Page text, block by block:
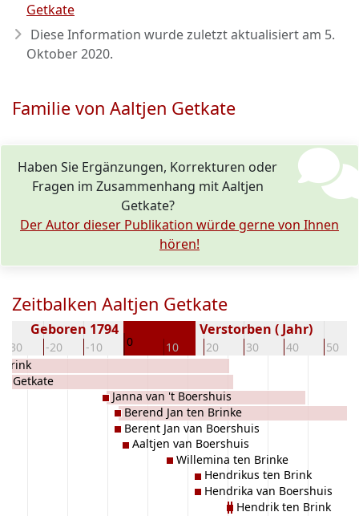
Getkate
Diese Information wurde zuletzt aktualisiert am 5.
Oktober 2020.
Familie von Aaltjen Getkate
Haben Sie Ergänzungen, Korrekturen oder
Fragen im Zusammenhang mit Aaltjen
Getkate?
Der Autor dieser Publikation würde gerne von Ihnen
hören!
Zeitbalken Aaltjen Getkate
-30 -20 -10 0 10 20 30 40 50
Geboren 1794 Verstorben ( Jahr)
Brink
Getkate
Janna van 't Boershuis
Berend Jan ten Brinke
Berent Jan van Boershuis
Aaltjen van Boershuis
Willemina ten Brinke
Hendrikus ten Brink
Hendrika van Boershuis
Hendrik ten Brink